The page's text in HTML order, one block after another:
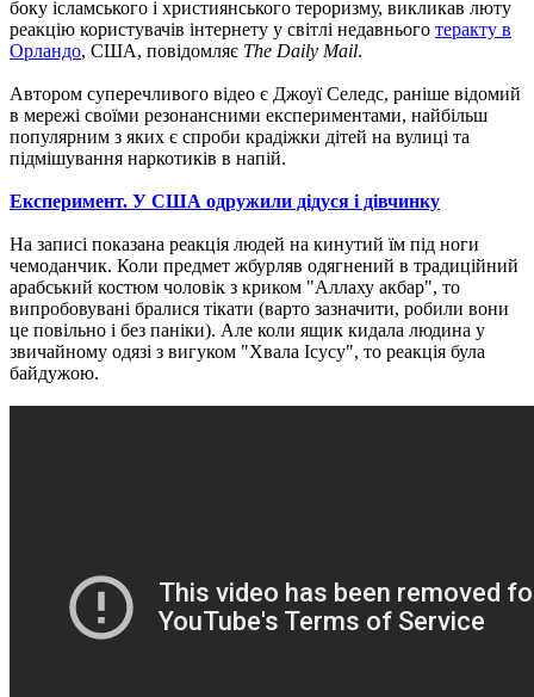
боку ісламського і християнського тероризму, викликав люту
реакцію користувачів інтернету у світлі недавнього теракту в
Орландо, США, повідомляє The Daily Mail.
Автором суперечливого відео є Джоуї Селедс, раніше відомий
в мережі своїми резонансними експериментами, найбільш
популярним з яких є спроби крадіжки дітей на вулиці та
підмішування наркотиків в напій.
Експеримент. У США одружили дідуся і дівчинку
На записі показана реакція людей на кинутий їм під ноги
чемоданчик. Коли предмет жбурляв одягнений в традиційний
арабський костюм чоловік з криком "Аллаху акбар", то
випробовувані бралися тікати (варто зазначити, робили вони
це повільно і без паніки). Але коли ящик кидала людина у
звичайному одязі з вигуком "Хвала Ісусу", то реакція була
байдужою.